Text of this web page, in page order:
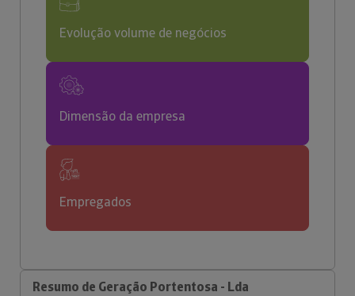
Evolução volume de negócios
Dimensão da empresa
Empregados
Resumo de Geração Portentosa - Lda